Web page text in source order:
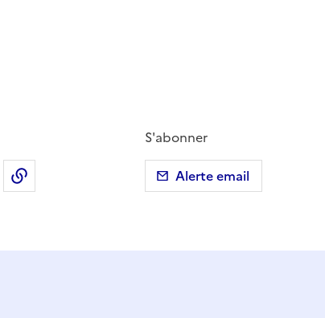
Twitter)
LinkedIn
Partager par emailCopier dans le presse-papier
S'abonner
Alerte email